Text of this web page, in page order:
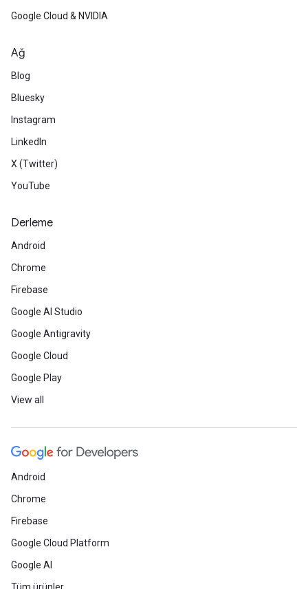
Google Cloud & NVIDIA
Ağ
Blog
Bluesky
Instagram
LinkedIn
X (Twitter)
YouTube
Derleme
Android
Chrome
Firebase
Google AI Studio
Google Antigravity
Google Cloud
Google Play
View all
Android
Chrome
Firebase
Google Cloud Platform
Google AI